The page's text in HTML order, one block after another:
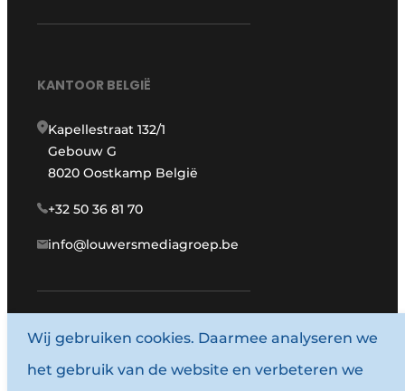
KANTOOR BELGIË
Kapellestraat 132/1
Gebouw G
8020 Oostkamp België
+32 50 36 81 70
info@louwersmediagroep.be
www.louwersmediagroep.com
© 1987 - 2026 Louwersmediagroep.
Wij gebruiken cookies. Daarmee analyseren we
het gebruik van de website en verbeteren we